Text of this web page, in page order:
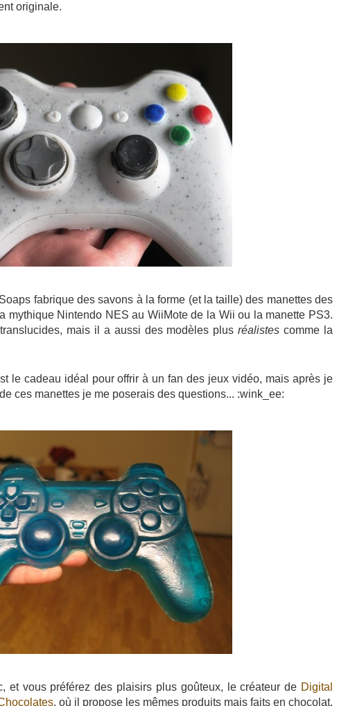
originale.
fabrique des savons à la forme (et la taille) des manettes des
mythique Nintendo NES au WiiMote de la Wii ou la manette PS3.
mais il a aussi des modèles plusréalistes comme la
le cadeau idéal pour offrir à un fan des jeux vidéo, mais après je
ces manettes je me poserais des questions... :wink_ee:
et vous préférez des plaisirs plus goûteux, le créateur de Digital
, où il propose les mêmes produits mais faits en chocolat,